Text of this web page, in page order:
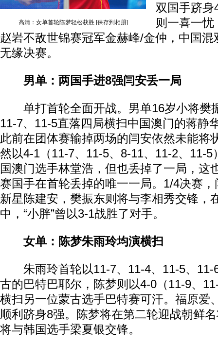
高清：女单首轮陈梦轻松获胜 [保存到相册]
双国手跻身
则一喜一
赵岩不敌世锦赛冠军金赫峰/金仲，中国
无缘决赛。
男单：两国手进8强闫安丢一局
单打首轮全面开战。男单16岁小将樊
11-7、11-5直落四局横扫中国澳门的蒋静
此前在团体赛输掉两场的闫安依然未能将
然以4-1（11-7、11-5、8-11、11-2、11-5
国澳门选手林堂浩，但也丢掉了一局，这
赛国手在首轮丢掉的唯一一局。1/4决赛
新星陈建安，樊振东则将与李相秀交锋，
中，“小胖”曾以3-1战胜了对手。
女单：陈梦朱雨玲均演横扫
朱雨玲首轮以11-7、11-4、11-5、11-
古的巴特巴耶尔，陈梦则以4-0（11-9、
横扫另一位蒙古选手巴特赛可汗。 福原爱
顺利跻身8强。陈梦将在第二轮迎战朝鲜
将与韩国选手梁夏银交锋。